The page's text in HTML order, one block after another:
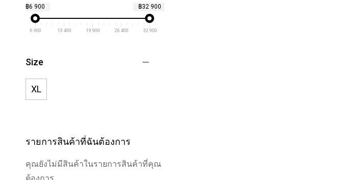
฿6 900 ฿32 900
6 900 13 400 19 900 26 400 32 900
Size
XL
รายการสินค้าที่ฉันต้องการ
คุณยังไม่มีสินค้าในรายการสินค้าที่คุณ